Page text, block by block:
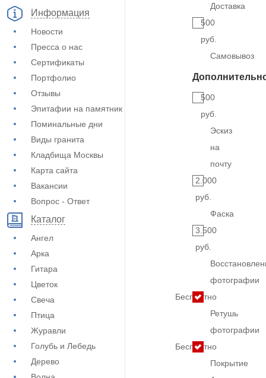
Информация
Новости
Пресса о нас
Сертификаты
Портфолио
Отзывы
Эпитафии на памятник
Поминальные дни
Виды гранита
Кладбища Москвы
Карта сайта
Вакансии
Вопрос - Ответ
Каталог
Ангел
Арка
Гитара
Цветок
Свеча
Птица
Журавли
Голубь и Лебедь
Дерево
Доставка
500
руб.
Самовывоз
500
руб.
Эскиз
на
почту
2.000
руб.
Фаска
3.500
руб.
фотографии
Бесплатно
Ретушь
фотографии
Бесплатно
Покрытие